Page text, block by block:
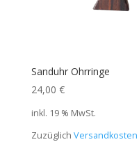
Sanduhr Ohrringe
24,00 €
inkl. 19 % MwSt.
Zuzüglich Versandkosten